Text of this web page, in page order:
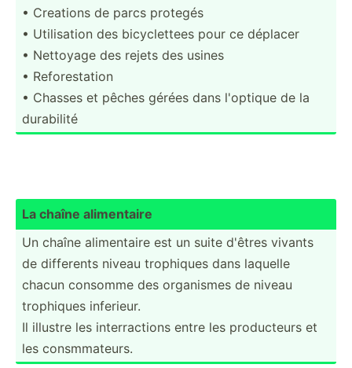
• Creations de parcs protegés
• Utilis­ation des bicycl­ettees pour ce déplacer
• Nettoyage des rejets des usines
• Refore­station
• Chasses et pêches gérées dans l'optique de la
durabilité
La chaîne alimen­taire
Un chaîne alimen­taire est un suite d'êtres vivants
de differents niveau trophiques dans laquelle
chacun consomme des organismes de niveau
trophiques inferieur.
Il illustre les interr­actions entre les produc­teurs et
les consmm­ateurs.